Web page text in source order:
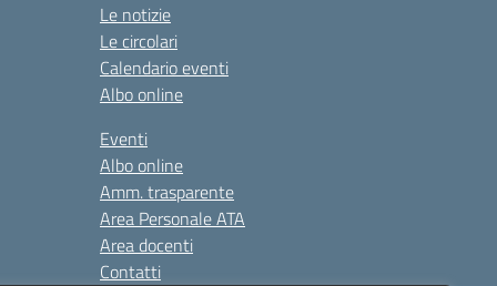
Le notizie
Le circolari
Calendario eventi
Albo online
Eventi
Albo online
Amm. trasparente
Area Personale ATA
Area docenti
Contatti